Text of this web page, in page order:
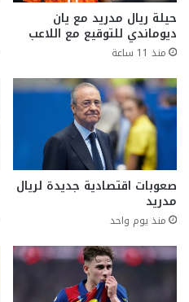
حيلة ريال مدريد مع يان
ديوماندي للتوقيع مع اللاعب
منذ 11 ساعة
صعوبات اقتصادية جديدة لريال
مدريد
منذ يوم واحد